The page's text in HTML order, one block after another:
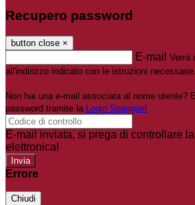
Recupero password
button close ×
E-mail Verrà
all'indirizzo indicato con le istruzioni necessarie.
Non hai una e-mail associata al nome utente?
password tramite la Login Spaggiari
E-mail inviata, si prega di controllare
elettronica!
Errore
Chiudi